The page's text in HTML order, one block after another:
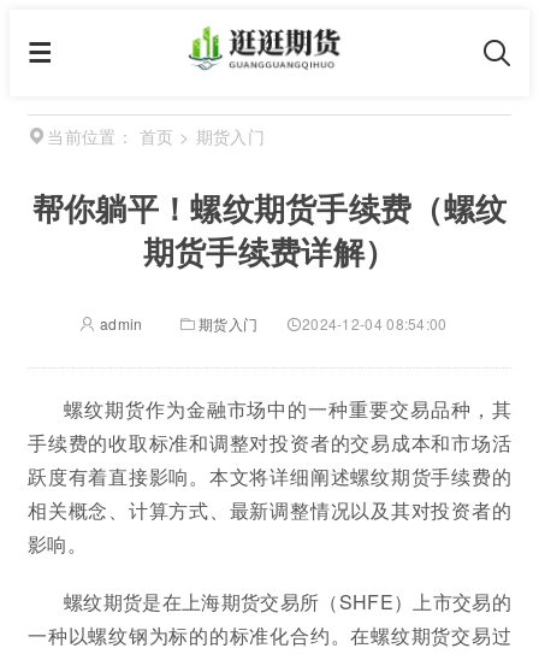
当前位置： 首页 > 期货入门
帮你躺平！螺纹期货手续费（螺纹
期货手续费详解）
admin 期货入门 2024-12-04 08:54:00
螺纹期货作为金融市场中的一种重要交易品种，其
手续费的收取标准和调整对投资者的交易成本和市场活
跃度有着直接影响。本文将详细阐述螺纹期货手续费的
相关概念、计算方式、最新调整情况以及其对投资者的
影响。
螺纹期货是在上海期货交易所（SHFE）上市交易的
一种以螺纹钢为标的的标准化合约。在螺纹期货交易过